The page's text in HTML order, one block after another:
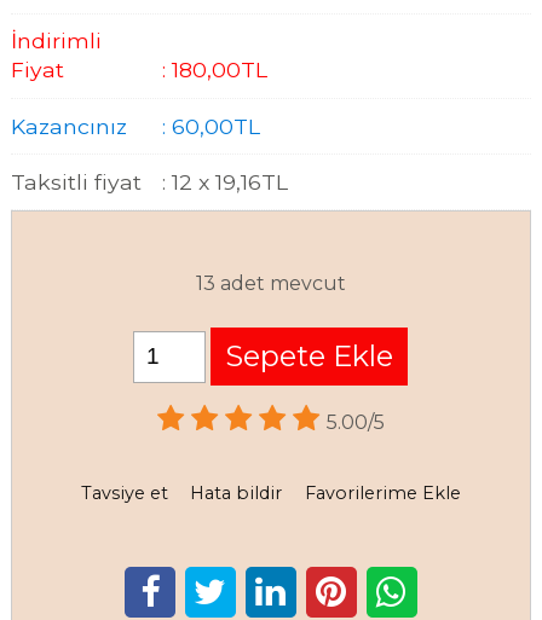
İndirimli
Fiyat
:180,00TL
Kazancınız : 60,00TL
Taksitli fiyat : 12 x 19,16TL
13 adet mevcut
Sepete Ekle
5.00/5
Tavsiye et Hata bildir Favorilerime Ekle